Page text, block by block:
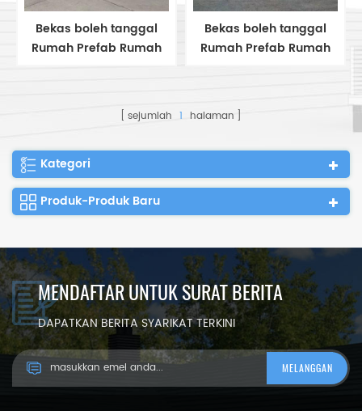
Bekas boleh tanggal
Rumah Prefab Rumah
Bekas boleh tanggal
Rumah Prefab Rumah
sejumlah 1 halaman
Kategori
Produk-Produk Baru
MENDAFTAR UNTUK SURAT BERITA
DAPATKAN BERITA SYARIKAT TERKINI